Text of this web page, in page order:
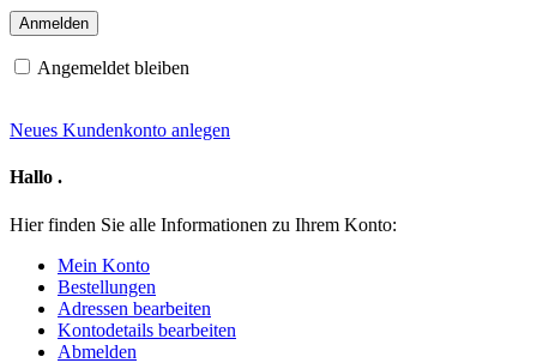
Angemeldet bleiben
Neues Kundenkonto anlegen
Hallo .
Hier finden Sie alle Informationen zu Ihrem Konto:
Mein Konto
Bestellungen
Adressen bearbeiten
Kontodetails bearbeiten
Abmelden